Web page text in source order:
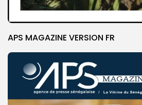
APS MAGAZINE VERSION FR